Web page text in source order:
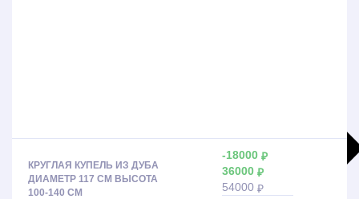
КРУГЛАЯ КУПЕЛЬ ИЗ ДУБА
ДИАМЕТР 117 СМ ВЫСОТА
100-140 СМ
-18000₽
36000₽
54000₽